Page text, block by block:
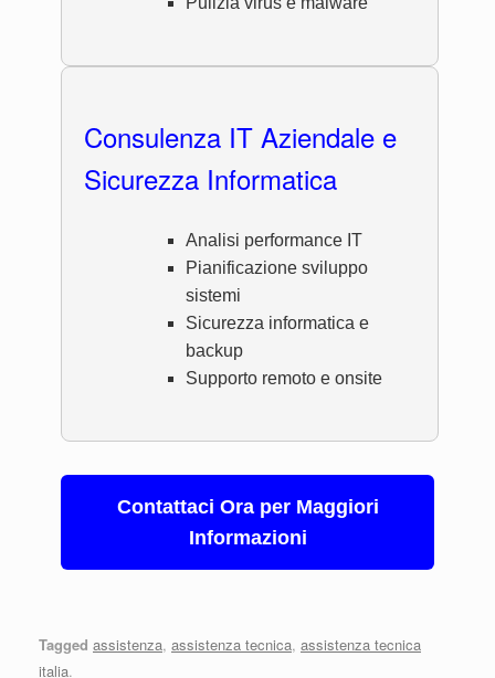
Consulenza IT Aziendale e
Sicurezza Informatica
Analisi performance IT
Pianificazione sviluppo
sistemi
Sicurezza informatica e
backup
Supporto remoto e onsite
Contattaci Ora per Maggiori
Informazioni
Tagged assistenza, assistenza tecnica, assistenza tecnica
italia.